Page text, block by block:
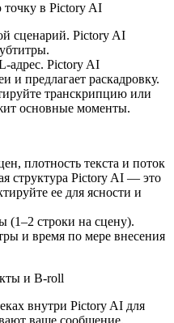
в Pictory AI
сценарий. Pictory AI
адрес. Pictory AI
и предлагает раскадровку.
транскрипцию или
основные моменты.
плотность текста и поток
структура Pictory AI — это
ее для ясности и
(1–2 строки на сцену).
и время по мере внесения
и B-roll
внутри Pictory AI для
ваше сообщение.